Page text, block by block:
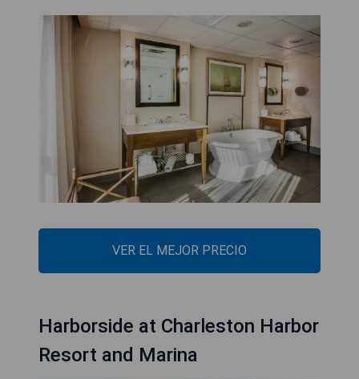
VER EL MEJOR PRECIO
Harborside at Charleston Harbor
Resort and Marina